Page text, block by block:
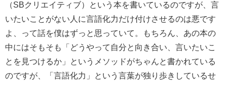
（SBクリエイティブ）という本を書いているのですが、言
いたいことがない人に言語化力だけ付けさせるのは悪です
よ、って話を僕はずっと思っていて。もちろん、あの本の
中にはそもそも「どうやって自分と向き合い、言いたいこ
とを見つけるか」というメソッドがちゃんと書かれている
のですが、「言語化力」という言葉が独り歩きしているせ